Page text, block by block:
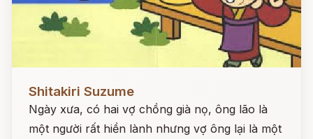
Shitakiri Suzume
Ngày xưa, có hai vợ chồng già nọ, ông lão là
một người rất hiền lành nhưng vợ ông lại là một